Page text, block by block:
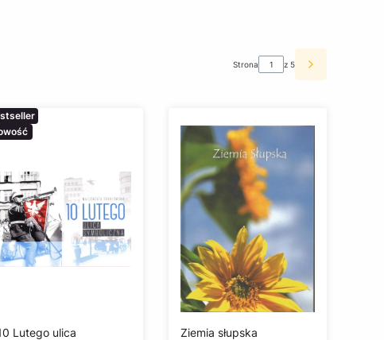
Strona z 5 Następne
Lutego ulica
Ziemia słupska